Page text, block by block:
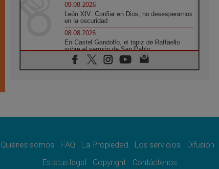
09.08.2026
León XIV: Confiar en Dios, no desesperarnos
en la oscuridad
08.08.2026
En Castel Gandolfo, el tapiz de Raffaello
sobre el sermón de San Pablo
08.08.2026
En Colombia, «la paz no se compra con una
08.08.2026
08.08.2026
del Buen Consejo de Genazzano
Quiénes somos FAQ La Propiedad Los servicios
Difusión
Estatus legal
Copyright Contáctenos